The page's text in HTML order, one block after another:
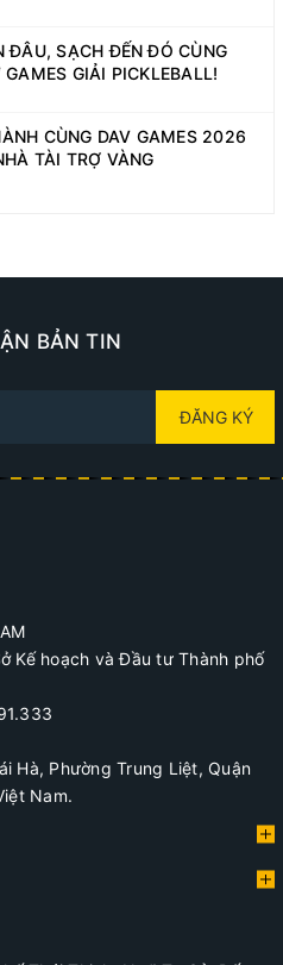
ĐÂU, SẠCH ĐẾN ĐÓ CÙNG
GIẢI PICKLEBALL!
CÙNG DAV GAMES 2026
TÀI TRỢ VÀNG
BẢN TIN
ĐĂNG KÝ
Kế hoạch và Đầu tư Thành phố
Hà, Phường Trung Liệt, Quận
Nam.